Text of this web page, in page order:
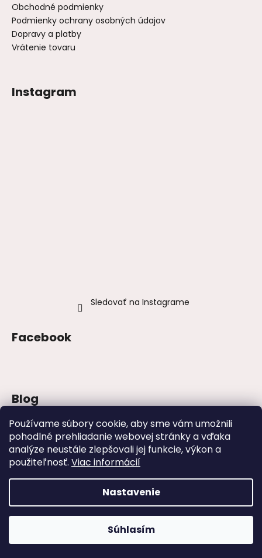
Používame súbory cookie, aby sme vám umožnili
pohodlné prehliadanie webovej stránky a vďaka
analýze neustále zlepšovali jej funkcie, výkon a
použiteľnosť. Viac informácií
Nastavenie
Súhlasím
Obchodné podmienky
Podmienky ochrany osobných údajov
Dopravy a platby
Vrátenie tovaru
Instagram
Sledovať na Instagrame
Facebook
Blog
Šaty na stužkovú 2026: trendy, farby a
strihy
Najväčšie módne chyby, ktoré ženy robia
na svadbách
Svadby – tipy, ako sa obliecť na svadbu
www.zaira.sk. Všetky práva vyhradené.